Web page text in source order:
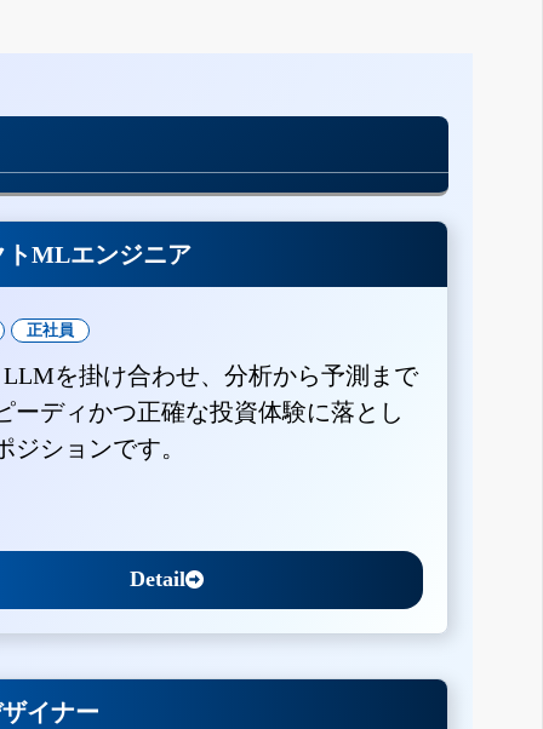
トMLエンジニア
正社員
を掛け合わせ、分析から予測まで
ーディかつ正確な投資体験に落とし
ジションです。
Detail
イナー